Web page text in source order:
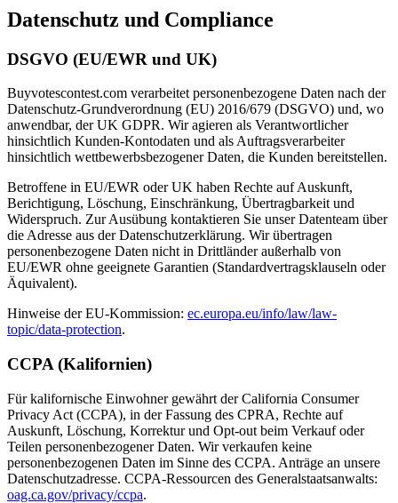
Datenschutz und Compliance
DSGVO (EU/EWR und UK)
Buyvotescontest.com verarbeitet personenbezogene Daten nach der
Datenschutz-Grundverordnung (EU) 2016/679 (DSGVO) und, wo
anwendbar, der UK GDPR. Wir agieren als Verantwortlicher
hinsichtlich Kunden-Kontodaten und als Auftragsverarbeiter
hinsichtlich wettbewerbsbezogener Daten, die Kunden bereitstellen.
Betroffene in EU/EWR oder UK haben Rechte auf Auskunft,
Berichtigung, Löschung, Einschränkung, Übertragbarkeit und
Widerspruch. Zur Ausübung kontaktieren Sie unser Datenteam über
die Adresse aus der Datenschutzerklärung. Wir übertragen
personenbezogene Daten nicht in Drittländer außerhalb von
EU/EWR ohne geeignete Garantien (Standardvertragsklauseln oder
Äquivalent).
Hinweise der EU-Kommission: ec.europa.eu/info/law/law-
topic/data-protection.
CCPA (Kalifornien)
Für kalifornische Einwohner gewährt der California Consumer
Privacy Act (CCPA), in der Fassung des CPRA, Rechte auf
Auskunft, Löschung, Korrektur und Opt-out beim Verkauf oder
Teilen personenbezogener Daten. Wir verkaufen keine
personenbezogenen Daten im Sinne des CCPA. Anträge an unsere
Datenschutzadresse. CCPA-Ressourcen des Generalstaatsanwalts:
oag.ca.gov/privacy/ccpa.